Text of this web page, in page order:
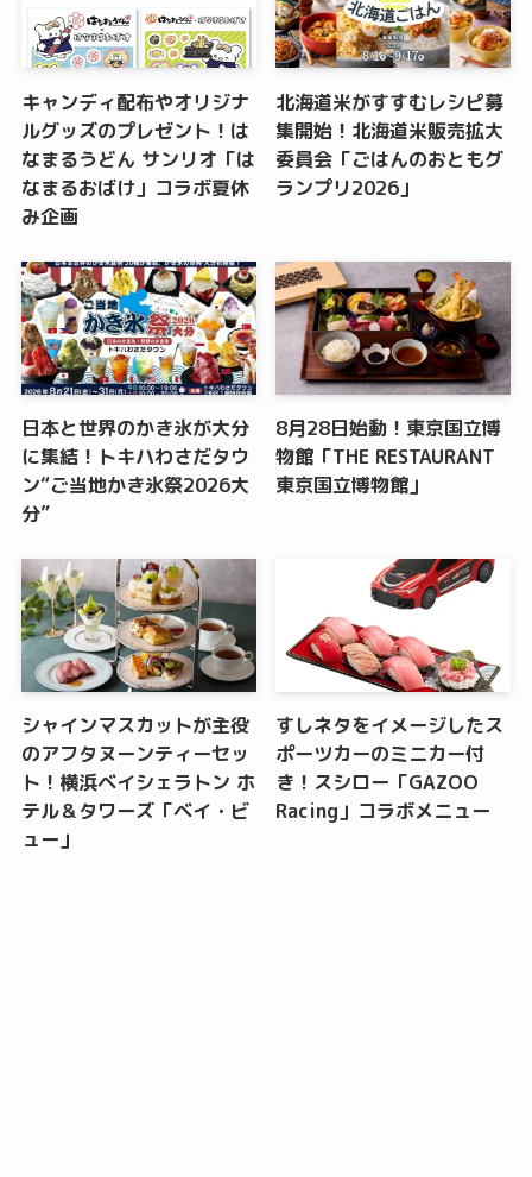
キャンディ配布やオリジナ
ルグッズのプレゼント！は
なまるうどん サンリオ「は
なまるおばけ」コラボ夏休
み企画
北海道米がすすむレシピ募
集開始！北海道米販売拡大
委員会「ごはんのおともグ
ランプリ2026」
日本と世界のかき氷が大分
に集結！トキハわさだタウ
ン“ご当地かき氷祭2026大
分”
8月28日始動！東京国立博
物館「THE RESTAURANT
東京国立博物館」
シャインマスカットが主役
のアフタヌーンティーセッ
ト！横浜ベイシェラトン ホ
テル＆タワーズ「ベイ・ビ
ュー」
すしネタをイメージしたス
ポーツカーのミニカー付
き！スシロー「GAZOO
Racing」コラボメニュー